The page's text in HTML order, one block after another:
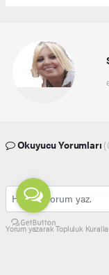
Okuyucu Yorumları
Yorum yazarak Topluluk